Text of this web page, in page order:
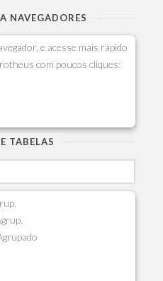
NAVEGADORES
e acesse mais rapido
com poucos cliques:
TABELAS